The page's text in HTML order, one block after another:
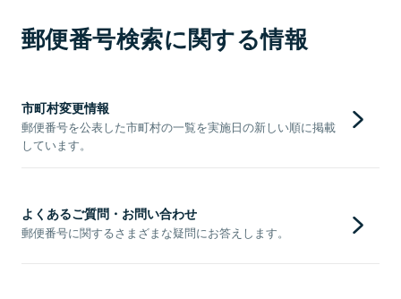
郵便番号検索に関する情報
市町村変更情報
郵便番号を公表した市町村の一覧を実施日の新しい順に掲載
しています。
よくあるご質問・お問い合わせ
郵便番号に関するさまざまな疑問にお答えします。